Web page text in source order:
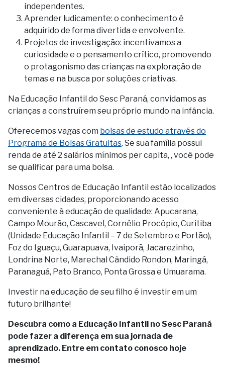
independentes.
Aprender ludicamente: o conhecimento é
adquirido de forma divertida e envolvente.
Projetos de investigação: incentivamos a
curiosidade e o pensamento crítico, promovendo
o protagonismo das crianças na exploração de
temas e na busca por soluções criativas.
Na Educação Infantil do Sesc Paraná, convidamos as
crianças a construírem seu próprio mundo na infância.
Oferecemos vagas com bolsas de estudo através do
Programa de Bolsas Gratuitas. Se sua família possui
renda de até 2 salários mínimos per capita, , você pode
se qualificar para uma bolsa.
Nossos Centros de Educação Infantil estão localizados
em diversas cidades, proporcionando acesso
conveniente à educação de qualidade: Apucarana,
Campo Mourão, Cascavel, Cornélio Procópio, Curitiba
(Unidade Educação Infantil – 7 de Setembro e Portão),
Foz do Iguaçu, Guarapuava, Ivaiporã, Jacarezinho,
Londrina Norte, Marechal Cândido Rondon, Maringá,
Paranaguá, Pato Branco, Ponta Grossa e Umuarama.
Investir na educação de seu filho é investir em um
futuro brilhante!
Descubra como a Educação Infantil no Sesc Paraná
pode fazer a diferença em sua jornada de
aprendizado. Entre em contato conosco hoje
mesmo!